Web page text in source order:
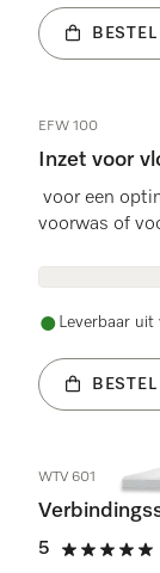
EFW 100
Inzet voor
voor een
voorwas of
Leverbaar
WTV 601
5
5 sterren